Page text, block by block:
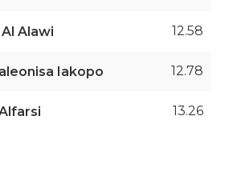
Alawi 12.58
Iakopo 12.78
13.26